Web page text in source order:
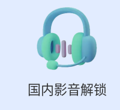
国内影音解锁